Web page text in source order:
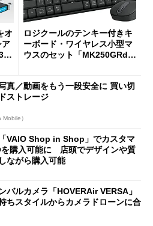
オ
ア
ロジクールのテンキー付きキ
ーボード・ワイヤレス小型マ
ウスのセット「MK250GRd」
真／動画をもう一段安全に 買い切
ストレージ
）
VAIO Shop in Shop」でカスタマ
を購入可能に 店頭でデザインや質
ながら購入可能
バルカメラ「HOVERAir VERSA」
スタイルからカメラドローンに合